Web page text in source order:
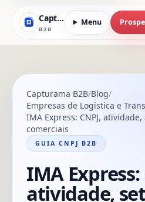
Capturama
B2B
Menu
Capturama B2B Blog
Empresas de Logistica e
IMA Express: CNPJ,
comerciais
GUIA CNPJ B2B
IMA Express:
atividade,